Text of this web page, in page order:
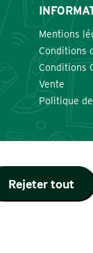
Mentions
Conditions
Conditions
Vente
Politique
Rejeter tout